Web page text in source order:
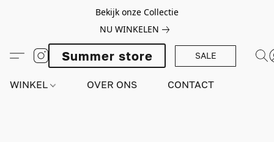
Bekijk onze Collectie
NU WINKELEN
Summer store SALE
WINKEL OVER ONS CONTACT